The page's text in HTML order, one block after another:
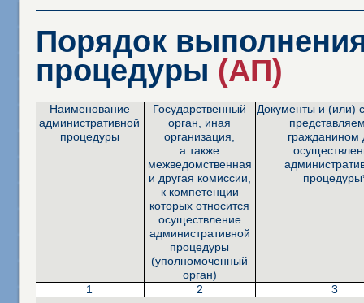
Порядок
процедуры (АП)
Наименование
административной
процедуры
Государственный
орган, иная
организация,
а также
межведомственная
и другая комиссии,
к компетенции
которых относится
осуществление
административной
процедуры
(уполномоченный
орган)
Документы и (или)
гражданином
1 2 3